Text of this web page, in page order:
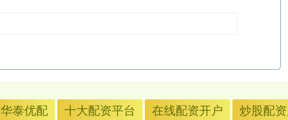
华泰优配 十大配资平台 在线配资开户 炒股配